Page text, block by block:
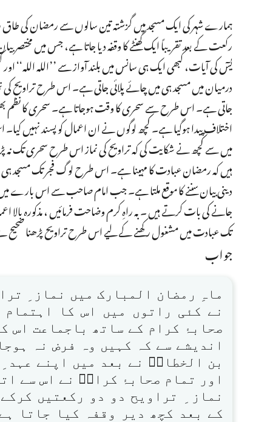
ہمارے شہر کی ایک مسجد میں گزشتہ تین سالوں سے رمضان کی طاق
رکعت کے بعد تقریباً ایک گھنٹے کا وقفہ دیا جاتا ہے، جس میں
یٰسٓ کی آیات، کبھی ایک ہی سانس میں بلند آواز سے ’’اللہ اللہ‘‘ اور
درمیان میں مسجد ہی میں چائے پلائی جاتی ہے۔ اس طرح تراویح کی
جاتی ہے۔ اس طرح سے سحری کا وقت ہوجاتا ہے۔ سحری کا نظم
اختلاف پیدا ہوگیا ہے۔ کچھ لوگوں نے ان اعمال کو پسند نہیں
میں سے کچھ نے شکایت کی کہ تراویح کی نماز اس طرح سحری تک
ہیں کہ رمضان عبادت کا مہینا ہے۔ اس طرح لوگ فجر تک مسجد ہی
دینی بیان سننے کا موقع ملتا ہے۔ جب امام صاحب سے اس بارے
جانے کی بات کرتے ہیں ۔ بہ راہِ کرم وضاحت فرمائیں ، مذکورہ بالا
تک عبادت میں مشغول رکھنے کے لیے اس طرح تراویح پڑھنا صحیح
جواب
ماہِ رمضان المبارک میں نماز
نے کئی راتوں میں اس کا
صحابۂ کرام کے ساتھ باجماعت اس
اندیشے سے کہ کہیں وہ فرض نہ
بن الخطابؓ نے بعد میں اپنے عہد
اور تمام صحابۂ کرامؓ نے اس سے
نماز ِ تراویح دو دو رکعتیں
کے بعد کچھ دیر وقفہ کیا جاتا